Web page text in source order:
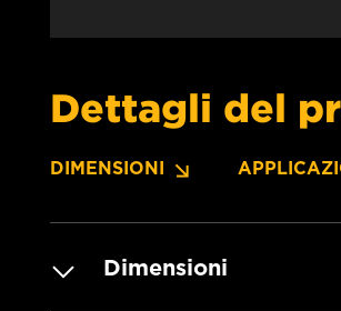
Dettagli del
DIMENSIONI
Dimensioni